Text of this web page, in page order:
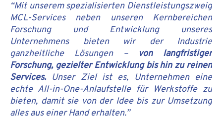
“Mit unserem spezialisierten Dienstleistungszweig
MCL-Services neben unseren Kernbereichen
Forschung und Entwicklung unseres
Unternehmens bieten wir der Industrie
ganzheitliche Lösungen –
von langfristiger
Forschung, gezielter Entwicklung bis hin zu reinen
Services.Unser Ziel ist es, Unternehmen eine
echte All-in-One-Anlaufstelle für Werkstoffe zu
bieten, damit sie von der Idee bis zur Umsetzung
alles aus einer Hand erhalten.”